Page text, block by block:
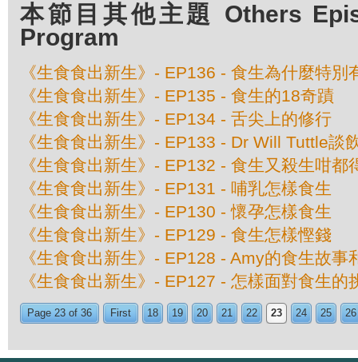
本節目其他主題 Others
Program
《生食食出新生》- EP136 - 食生為什麼特別
《生食食出新生》- EP135 - 食生的18奇蹟
《生食食出新生》- EP134 - 舌尖上的修行
《生食食出新生》- EP133 - Dr Will Tuttle談
《生食食出新生》- EP132 - 食生又殺生咁都
《生食食出新生》- EP131 - 哺乳怎樣食生
《生食食出新生》- EP130 - 懷孕怎樣食生
《生食食出新生》- EP129 - 食生怎樣慳錢
《生食食出新生》- EP128 - Amy的食生故事
《生食食出新生》- EP127 - 怎樣面對食生的
Page 23 of 36 First 18 19 20 21 22 23 24 25 26